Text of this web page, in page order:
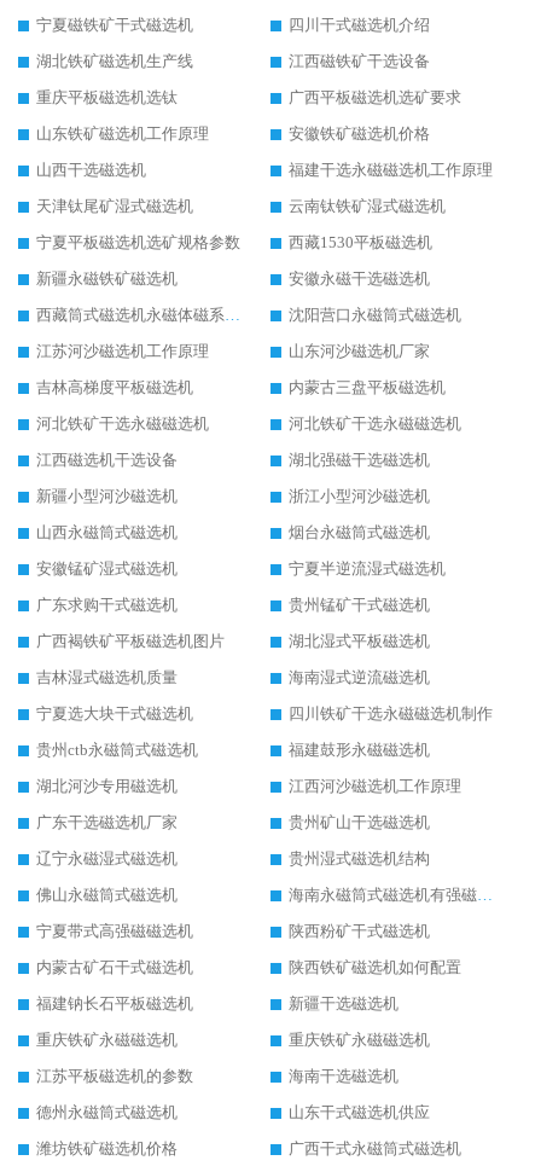
宁夏磁铁矿干式磁选机
四川干式磁选机介绍
湖北铁矿磁选机生产线
江西磁铁矿干选设备
重庆平板磁选机选钛
广西平板磁选机选矿要求
山东铁矿磁选机工作原理
安徽铁矿磁选机价格
山西干选磁选机
福建干选永磁磁选机工作原理
天津钛尾矿湿式磁选机
云南钛铁矿湿式磁选机
宁夏平板磁选机选矿规格参数
西藏1530平板磁选机
新疆永磁铁矿磁选机
安徽永磁干选磁选机
西藏筒式磁选机永磁体磁系设计
沈阳营口永磁筒式磁选机
江苏河沙磁选机工作原理
山东河沙磁选机厂家
吉林高梯度平板磁选机
内蒙古三盘平板磁选机
河北铁矿干选永磁磁选机
河北铁矿干选永磁磁选机
江西磁选机干选设备
湖北强磁干选磁选机
新疆小型河沙磁选机
浙江小型河沙磁选机
山西永磁筒式磁选机
烟台永磁筒式磁选机
安徽锰矿湿式磁选机
宁夏半逆流湿式磁选机
广东求购干式磁选机
贵州锰矿干式磁选机
广西褐铁矿平板磁选机图片
湖北湿式平板磁选机
吉林湿式磁选机质量
海南湿式逆流磁选机
宁夏选大块干式磁选机
四川铁矿干选永磁磁选机制作
贵州ctb永磁筒式磁选机
福建鼓形永磁磁选机
湖北河沙专用磁选机
江西河沙磁选机工作原理
广东干选磁选机厂家
贵州矿山干选磁选机
辽宁永磁湿式磁选机
贵州湿式磁选机结构
佛山永磁筒式磁选机
海南永磁筒式磁选机有强磁的吗
宁夏带式高强磁磁选机
陕西粉矿干式磁选机
内蒙古矿石干式磁选机
陕西铁矿磁选机如何配置
福建钠长石平板磁选机
新疆干选磁选机
重庆铁矿永磁磁选机
重庆铁矿永磁磁选机
江苏平板磁选机的参数
海南干选磁选机
德州永磁筒式磁选机
山东干式磁选机供应
潍坊铁矿磁选机价格
广西干式永磁筒式磁选机